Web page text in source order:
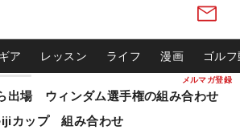
メルマガ登録
ギア レッスン ライフ 漫画 ゴル
出場 ウィンダム選手権の組み合わせ
カップ 組み合わせ